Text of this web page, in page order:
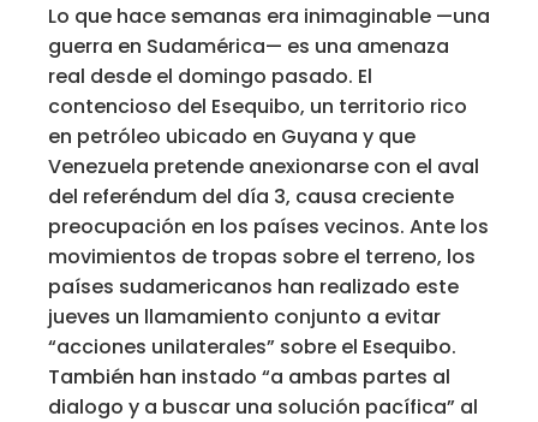
Lo que hace semanas era inimaginable —una
guerra en Sudamérica— es una amenaza
real desde el domingo pasado. El
contencioso del Esequibo, un territorio rico
en petróleo ubicado en Guyana y que
Venezuela pretende anexionarse con el aval
del referéndum del día 3, causa creciente
preocupación en los países vecinos. Ante los
movimientos de tropas sobre el terreno, los
países sudamericanos han realizado este
jueves un llamamiento conjunto a evitar
“acciones unilaterales” sobre el Esequibo.
También han instado “a ambas partes al
dialogo y a buscar una solución pacífica” al